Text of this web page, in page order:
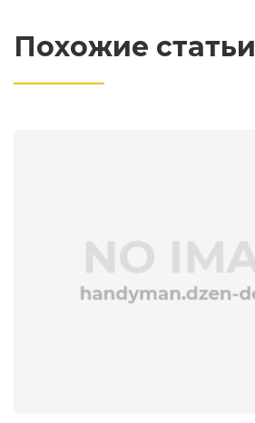
Похожие статьи